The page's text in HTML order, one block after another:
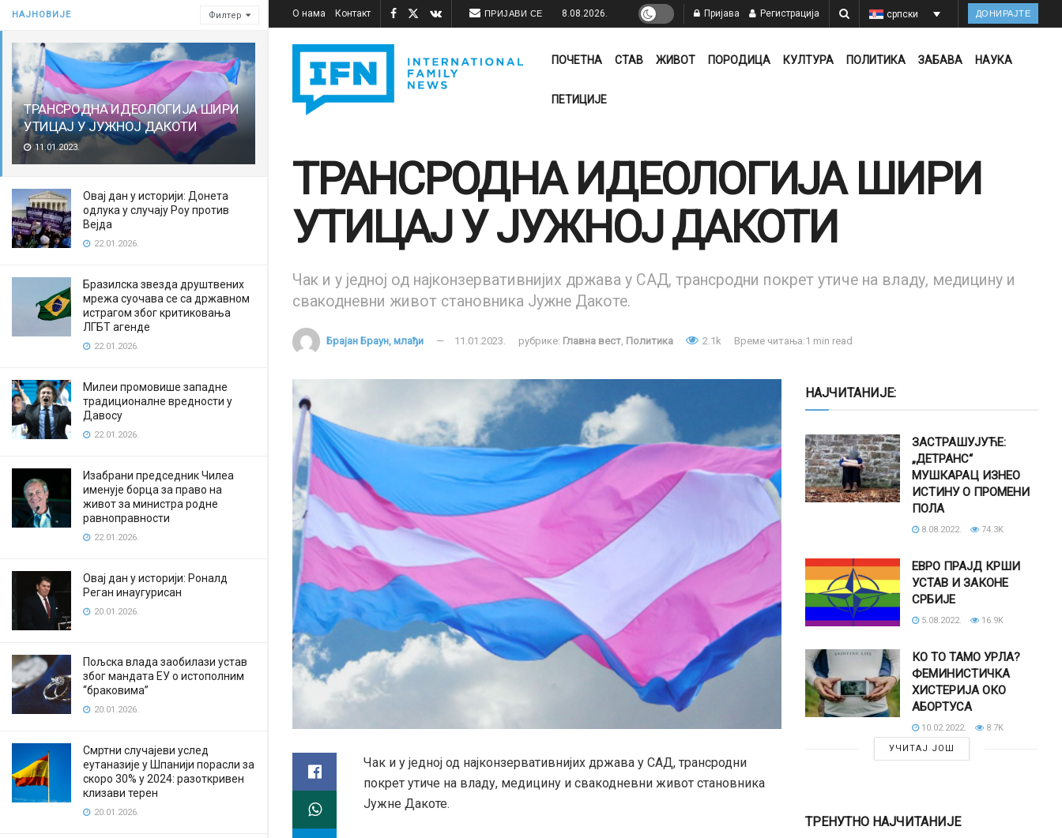
НАЈНОВИЈЕ Филтер
ТРАНСРОДНА ИДЕОЛОГИЈА ШИРИ
УТИЦАЈ У ЈУЖНОЈ ДАКОТИ
11.01.2023.
Овај дан у историји: Донета
одлука у случају Роу против
Вејда
22.01.2026.
Бразилска звезда друштвених
мрежа суочава се са државном
истрагом због критиковања
ЛГБТ агенде
22.01.2026.
Милеи промовише западне
традиционалне вредности у
Давосу
22.01.2026.
Изабрани председник Чилеа
именује борца за право на
живот за министра родне
равноправности
22.01.2026.
Овај дан у историји: Роналд
Реган инаугурисан
20.01.2026.
Пољска влада заобилази устав
због мандата ЕУ о истополним
“браковима”
20.01.2026.
Смртни случајеви услед
еутаназије у Шпанији порасли за
скоро 30% у 2024: разоткривен
клизави терен
20.01.2026.
О нама Контакт ПРИЈАВИ СЕ 8.08.2026. Пријава Регистрација српски ДОНИРАЈТЕ
ПОЧЕТНА СТАВ ЖИВОТ ПОРОДИЦА КУЛТУРА ПОЛИТИКА ЗАБАВА НАУКА
ПЕТИЦИЈЕ
ТРАНСРОДНА ИДЕОЛОГИЈА ШИРИ
УТИЦАЈ У ЈУЖНОЈ ДАКОТИ
Чак и у једној од најконзервативнијих држава у САД, трансродни покрет утиче на владу, медицину и
свакодневни живот становника Јужне Дакоте.
Брајан Браун, млађи 11.01.2023. рубрике: Главна вест, Политика 2.1k Време читања:1 min read
Чак и у једној од најконзервативнијих држава у САД, трансродни
покрет утиче на владу, медицину и свакодневни живот становника
Јужне Дакоте.
НАЈЧИТАНИЈЕ:
ЗАСТРАШУЈУЋЕ:
„ДЕТРАНС“
МУШКАРАЦ ИЗНЕО
ИСТИНУ О ПРОМЕНИ
ПОЛА
8.08.2022. 74.3K
ЕВРО ПРАЈД КРШИ
УСТАВ И ЗАКОНЕ
СРБИЈЕ
5.08.2022. 16.9K
КО ТО ТАМО УРЛА?
ФЕМИНИСТИЧКА
ХИСТЕРИЈА ОКО
АБОРТУСА
10.02.2022.
8.7K
УЧИТАЈ ЈОШ
ТРЕНУТНО НАЈЧИТАНИЈЕ